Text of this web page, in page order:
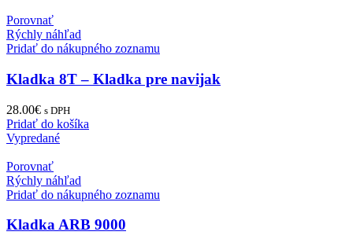
Porovnať
Rýchly náhľad
Pridať do nákupného zoznamu
Kladka 8T – Kladka pre navijak
28.00€ s DPH
Pridať do košíka
Vypredané
Porovnať
Rýchly náhľad
Pridať do nákupného zoznamu
Kladka ARB 9000